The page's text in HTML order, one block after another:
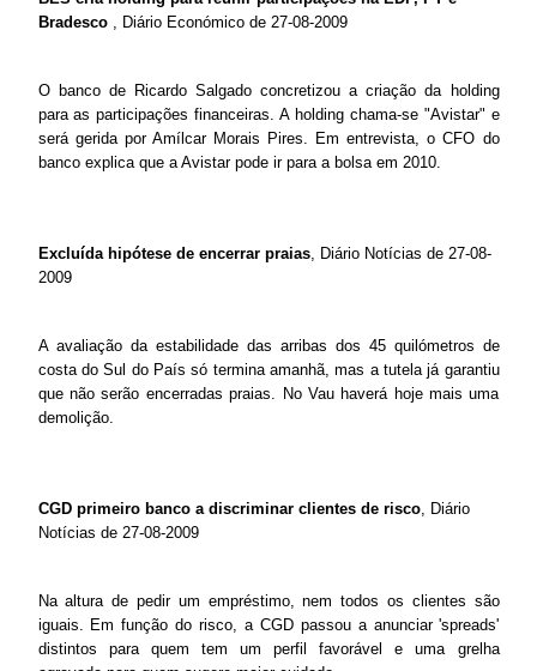
Bradesco , Diário Económico de 27-08-2009
O banco de Ricardo Salgado concretizou a criação da holding
para as participações financeiras. A holding chama-se "Avistar" e
será gerida por Amílcar Morais Pires. Em entrevista, o CFO do
banco explica que a Avistar pode ir para a bolsa em 2010.
Excluída hipótese de encerrar praias, Diário Notícias de 27-08-
2009
A avaliação da estabilidade das arribas dos 45 quilómetros de
costa do Sul do País só termina amanhã, mas a tutela já garantiu
que não serão encerradas praias. No Vau haverá hoje mais uma
demolição.
CGD primeiro banco a discriminar clientes de risco, Diário
Notícias de 27-08-2009
Na altura de pedir um empréstimo, nem todos os clientes são
iguais. Em função do risco, a CGD passou a anunciar 'spreads'
distintos para quem tem um perfil favorável e uma grelha